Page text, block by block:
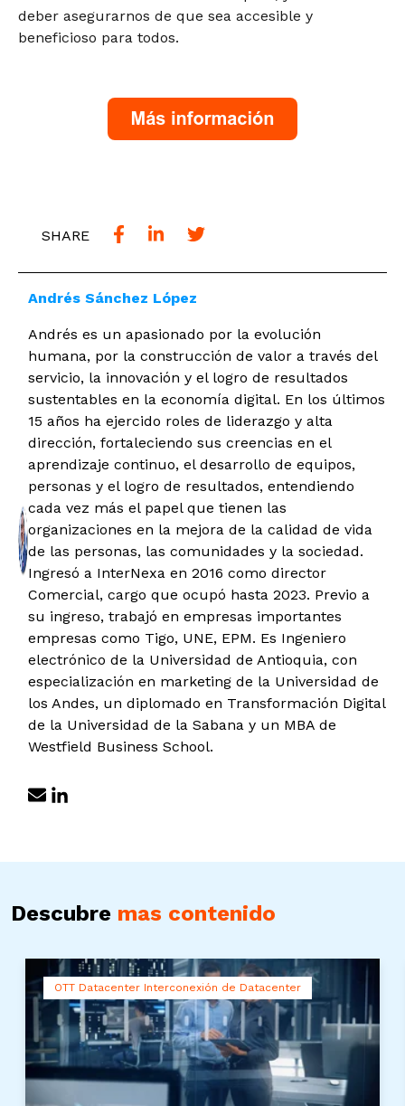
deber asegurarnos de que sea accesible y
beneficioso para todos.
SHARE
Andrés Sánchez López
Andrés es un apasionado por la evolución
humana, por la construcción de valor a través del
servicio, la innovación y el logro de resultados
sustentables en la economía digital. En los últimos
15 años ha ejercido roles de liderazgo y alta
dirección, fortaleciendo sus creencias en el
aprendizaje continuo, el desarrollo de equipos,
personas y el logro de resultados, entendiendo
cada vez más el papel que tienen las
organizaciones en la mejora de la calidad de vida
de las personas, las comunidades y la sociedad.
Ingresó a InterNexa en 2016 como director
Comercial, cargo que ocupó hasta 2023. Previo a
su ingreso, trabajó en empresas importantes
empresas como Tigo, UNE, EPM. Es Ingeniero
electrónico de la Universidad de Antioquia, con
especialización en marketing de la Universidad de
los Andes, un diplomado en Transformación Digital
de la Universidad de la Sabana y un MBA de
Westfield Business School.
Descubre mas contenido
OTT Datacenter Interconexión de Datacenter